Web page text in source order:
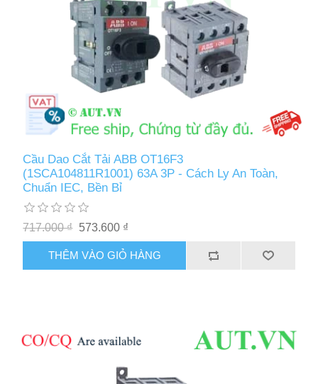
Cầu Dao Cắt Tải ABB OT16F3
(1SCA104811R1001) 63A 3P - Cách Ly An Toàn,
Chuẩn IEC, Bền Bỉ
717.000 ₫ 573.600 ₫
THÊM VÀO GIỎ HÀNG